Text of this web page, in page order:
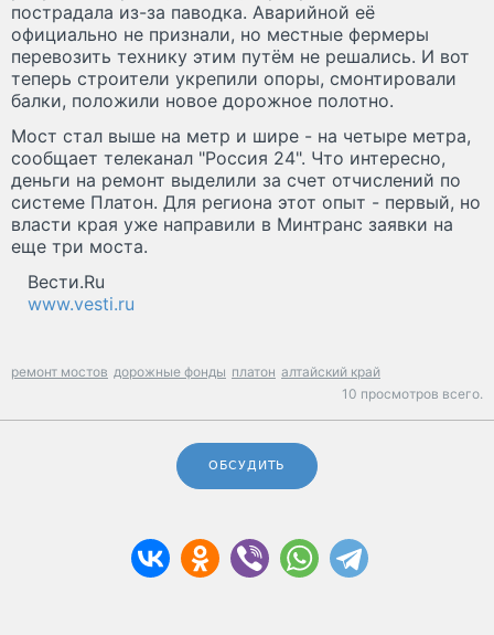
пострадала из-за паводка. Аварийной её
официально не признали, но местные фермеры
перевозить технику этим путём не решались. И вот
теперь строители укрепили опоры, смонтировали
балки, положили новое дорожное полотно.
Мост стал выше на метр и шире - на четыре метра,
сообщает телеканал "Россия 24". Что интересно,
деньги на ремонт выделили за счет отчислений по
системе Платон. Для региона этот опыт - первый, но
власти края уже направили в Минтранс заявки на
еще три моста.
Вести.Ru
www.vesti.ru
ремонт мостов дорожные фонды платон алтайский край
10 просмотров всего.
ОБСУДИТЬ